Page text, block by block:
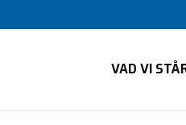
VAD VI